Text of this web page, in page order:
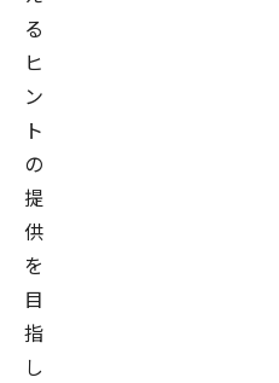
る
ヒ
ン
ト
の
提
供
を
目
指
し